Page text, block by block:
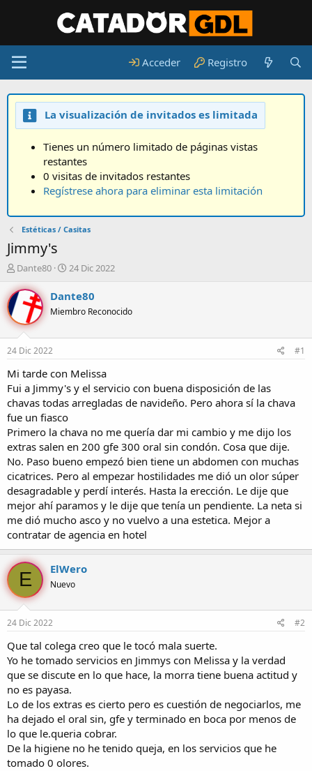
Acceder Registro
La visualización de invitados es limitada
Tienes un número limitado de páginas vistas
restantes
0 visitas de invitados restantes
Regístrese ahora para eliminar esta limitación
Estéticas / Casitas
Jimmy's
A
t
o
d
e
l
t
e
m
a
Dante80
F
c
h
a
e
n
c
i
24 Dic 2022
Dante80
Miembro Reconocido
24 Dic 2022 #1
Mi tarde con Melissa
Fui a Jimmy's y el servicio con buena disposición de las
chavas todas arregladas de navideño. Pero ahora sí la chava
fue un fiasco
Primero la chava no me quería dar mi cambio y me dijo los
extras salen en 200 gfe 300 oral sin condón. Cosa que dije.
No. Paso bueno empezó bien tiene un abdomen con muchas
cicatrices. Pero al empezar hostilidades me dió un olor súper
desagradable y perdí interés. Hasta la erección. Le dije que
mejor ahí paramos y le dije que tenía un pendiente. La neta si
me dió mucho asco y no vuelvo a una estetica. Mejor a
contratar de agencia en hotel
E ElWero
Nuevo
24 Dic 2022 #2
Que tal colega creo que le tocó mala suerte.
Yo he tomado servicios en Jimmys con Melissa y la verdad
que se discute en lo que hace, la morra tiene buena actitud y
no es payasa.
Lo de los extras es cierto pero es cuestión de negociarlos, me
ha dejado el oral sin, gfe y terminado en boca por menos de
lo que le.queria cobrar.
De la higiene no he tenido queja, en los servicios que he
tomado 0 olores.